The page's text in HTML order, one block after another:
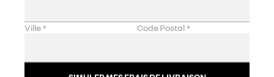
Ville* Code Postal*